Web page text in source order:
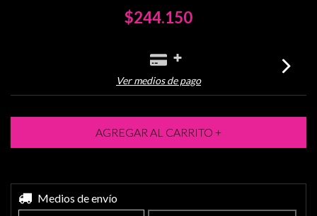
$244.150
Ver medios de pago
Entregas para el CP:
Medios de envío